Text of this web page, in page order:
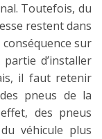
Toutefois, du
restent dans
sur
d’installer
il faut retenir
pneus de la
des pneus
véhicule plus